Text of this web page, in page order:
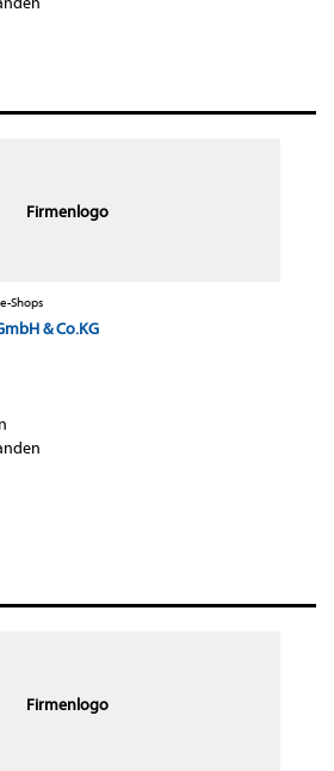
Firmenlogo
Shops
& Co.KG
Firmenlogo